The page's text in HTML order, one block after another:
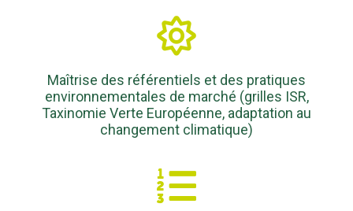
Maîtrise des référentiels et des pratiques
environnementales de marché (grilles ISR,
Taxinomie Verte Européenne, adaptation au
changement climatique)